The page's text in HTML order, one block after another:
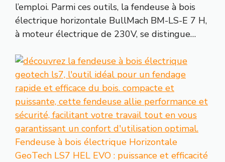
l’emploi. Parmi ces outils, la fendeuse à bois
électrique horizontale BullMach BM-LS-E 7 H,
à moteur électrique de 230V, se distingue…
Fendeuse à bois électrique Horizontale
GeoTech LS7 HEL EVO : puissance et efficacité